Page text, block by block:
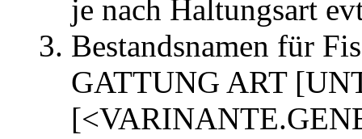
je nach Haltungsart
Bestandsnamen für
GATTUNG ART